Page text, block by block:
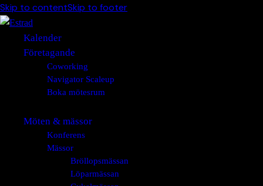
Skip to contentSkip to footer
Kalender
Företagande
Coworking
Navigator Scaleup
Boka mötesrum
Möten & mässor
Konferens
Mässor
Bröllopsmässan
Löparmässan